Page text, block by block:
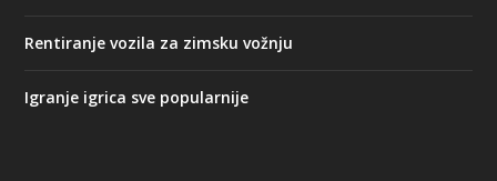
Rentiranje vozila za zimsku vožnju
Igranje igrica sve popularnije